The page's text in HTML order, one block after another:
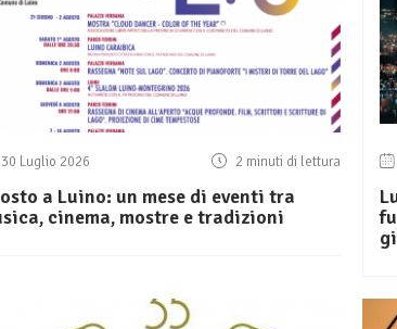
30 Luglio 2026 2 minuti di lettura
a Luino: un mese di eventi tra
cinema, mostre e tradizioni